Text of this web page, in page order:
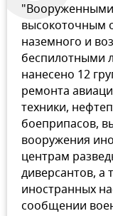
высокоточным
наземного и
беспилотными
нанесено 12
ремонта
техники,
боеприпасов,
вооружения
центрам
диверсантов, а
иностранных
сообщении